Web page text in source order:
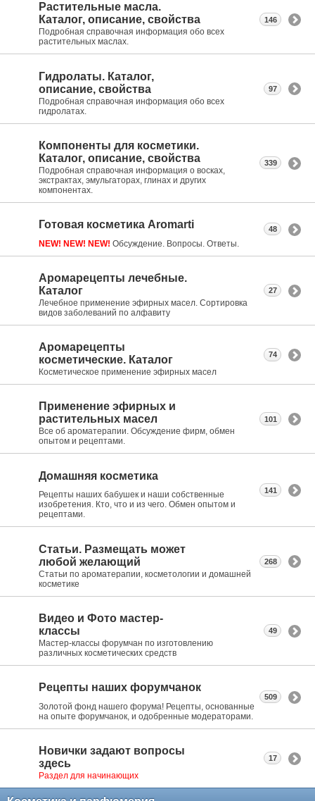
Растительные масла.
Каталог, описание, свойства
Подробная справочная информация обо всех
растительных маслах.
146
Гидролаты. Каталог,
описание, свойства
Подробная справочная информация обо всех
гидролатах.
97
Компоненты для косметики.
Каталог, описание, свойства
Подробная справочная информация о восках,
экстрактах, эмульгаторах, глинах и других
компонентах.
339
Готовая косметика Aromarti
NEW! NEW! NEW! Обсуждение. Вопросы. Ответы.
48
Аромарецепты лечебные.
Каталог
Лечебное применение эфирных масел. Сортировка
видов заболеваний по алфавиту
27
Аромарецепты
косметические. Каталог
Косметическое применение эфирных масел
74
Применение эфирных и
растительных масел
Все об ароматерапии. Обсуждение фирм, обмен
опытом и рецептами.
101
Домашняя косметика
Рецепты наших бабушек и наши собственные
изобретения. Кто, что и из чего. Обмен опытом и
рецептами.
141
Статьи. Размещать может
любой желающий
Статьи по ароматерапии, косметологии и домашней
косметике
268
Видео и Фото мастер-
классы
Мастер-классы форумчан по изготовлению
различных косметических средств
49
Рецепты наших форумчанок
Золотой фонд нашего форума! Рецепты, основанные
на опыте форумчанок, и одобренные модераторами.
509
Новички задают вопросы
здесь
Раздел для начинающих
17